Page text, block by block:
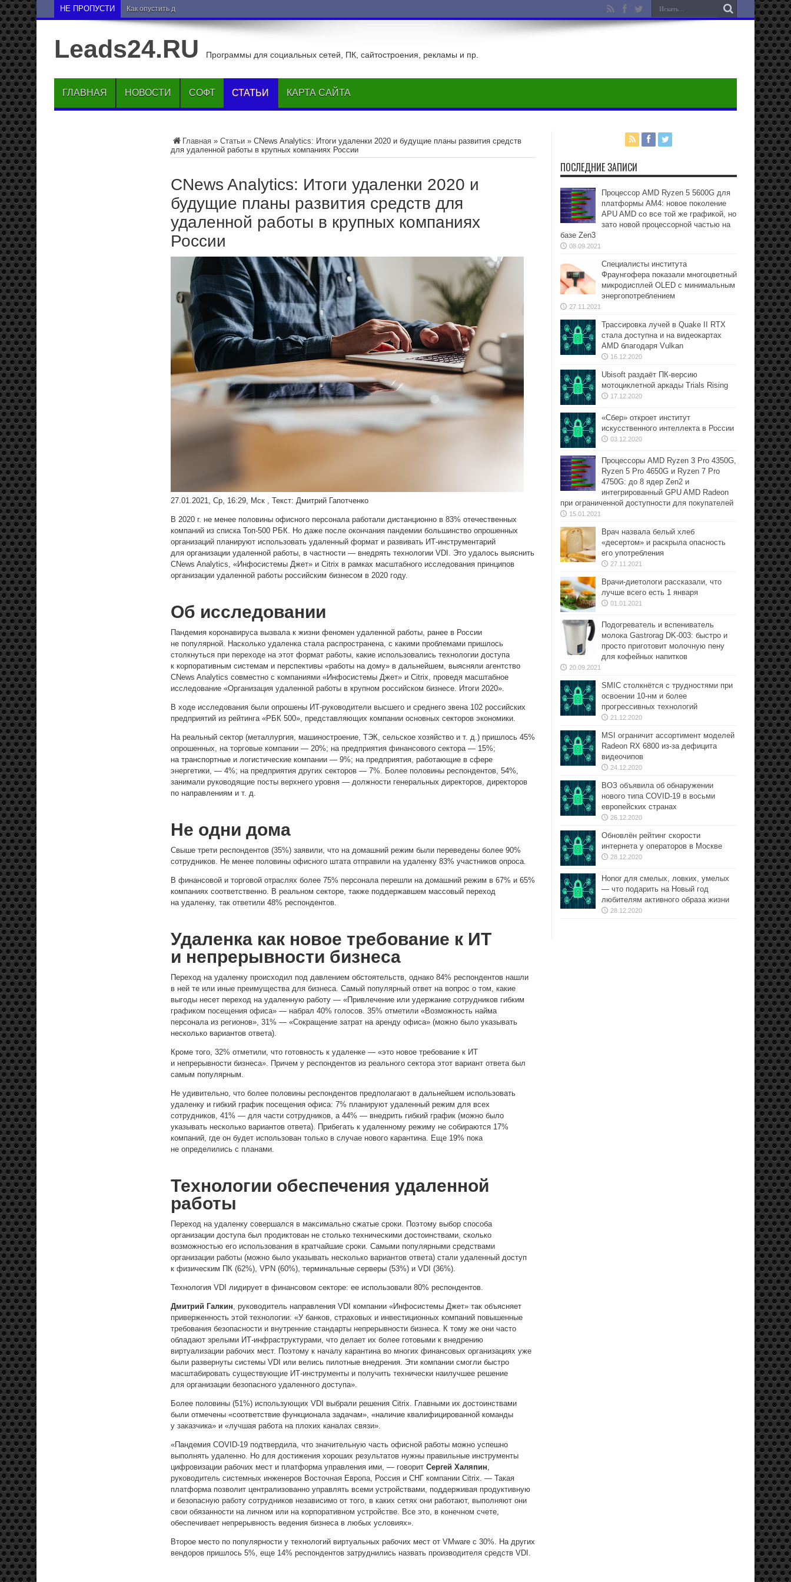
НЕ ПРОПУСТИ Как опустить друга на нижние позиции ВКонтакте
Leads24.RU Программы для социальных сетей, ПК, сайтостроения, рекламы и пр.
ГЛАВНАЯ НОВОСТИ СОФТ СТАТЬИ КАРТА САЙТА
Главная » Статьи » CNews Analytics: Итоги удаленки 2020 и будущие планы развития средств
для удаленной работы в крупных компаниях России
CNews Analytics: Итоги удаленки 2020 и
будущие планы развития средств для
удаленной работы в крупных компаниях
России
27.01.2021, Ср, 16:29, Мск , Текст: Дмитрий Гапотченко
В 2020 г. не менее половины офисного персонала работали дистанционно в 83% отечественных
компаний из списка Топ-500 РБК. Но даже после окончания пандемии большинство опрошенных
организаций планируют использовать удаленный формат и развивать ИТ-инструментарий
для организации удаленной работы, в частности — внедрять технологии VDI. Это удалось выяснить
CNews Analytics, «Инфосистемы Джет» и Citrix в рамках масштабного исследования принципов
организации удаленной работы российским бизнесом в 2020 году.
Об исследовании
Пандемия коронавируса вызвала к жизни феномен удаленной работы, ранее в России
не популярной. Насколько удаленка стала распространена, с какими проблемами пришлось
столкнуться при переходе на этот формат работы, какие использовались технологии доступа
к корпоративным системам и перспективы «работы на дому» в дальнейшем, выясняли агентство
CNews Analytics совместно с компаниями «Инфосистемы Джет» и Citrix, проведя масштабное
исследование «Организация удаленной работы в крупном российском бизнесе. Итоги 2020».
В ходе исследования были опрошены ИТ-руководители высшего и среднего звена 102 российских
предприятий из рейтинга «РБК 500», представляющих компании основных секторов экономики.
На реальный сектор (металлургия, машиностроение, ТЭК, сельское хозяйство и т. д.) пришлось 45%
опрошенных, на торговые компании — 20%; на предприятия финансового сектора — 15%;
на транспортные и логистические компании — 9%; на предприятия, работающие в сфере
энергетики, — 4%; на предприятия других секторов — 7%. Более половины респондентов, 54%,
занимали руководящие посты верхнего уровня — должности генеральных директоров, директоров
по направлениям и т. д.
Не одни дома
Свыше трети респондентов (35%) заявили, что на домашний режим были переведены более 90%
сотрудников. Не менее половины офисного штата отправили на удаленку 83% участников опроса.
В финансовой и торговой отраслях более 75% персонала перешли на домашний режим в 67% и 65%
компаниях соответственно. В реальном секторе, также поддержавшем массовый переход
на удаленку, так ответили 48% респондентов.
Удаленка как новое требование к ИТ
и непрерывности бизнеса
Переход на удаленку происходил под давлением обстоятельств, однако 84% респондентов нашли
в ней те или иные преимущества для бизнеса. Самый популярный ответ на вопрос о том, какие
выгоды несет переход на удаленную работу — «Привлечение или удержание сотрудников гибким
графиком посещения офиса» — набрал 40% голосов. 35% отметили «Возможность найма
персонала из регионов», 31% — «Сокращение затрат на аренду офиса» (можно было указывать
несколько вариантов ответа).
Кроме того, 32% отметили, что готовность к удаленке — «это новое требование к ИТ
и непрерывности бизнеса». Причем у респондентов из реального сектора этот вариант ответа был
самым популярным.
Не удивительно, что более половины респондентов предполагают в дальнейшем использовать
удаленку и гибкий график посещения офиса: 7% планируют удаленный режим для всех
сотрудников, 41% — для части сотрудников, а 44% — внедрить гибкий график (можно было
указывать несколько вариантов ответа). Прибегать к удаленному режиму не собираются 17%
компаний, где он будет использован только в случае нового карантина. Еще 19% пока
не определились с планами.
Технологии обеспечения удаленной
работы
Переход на удаленку совершался в максимально сжатые сроки. Поэтому выбор способа
организации доступа был продиктован не столько техническими достоинствами, сколько
возможностью его использования в кратчайшие сроки. Самыми популярными средствами
организации работы (можно было указывать несколько вариантов ответа) стали удаленный доступ
к физическим ПК (62%), VPN (60%), терминальные серверы (53%) и VDI (36%).
Технология VDI лидирует в финансовом секторе: ее использовали 80% респондентов.
Дмитрий Галкин, руководитель направления VDI компании «Инфосистемы Джет» так объясняет
приверженность этой технологии: «У банков, страховых и инвестиционных компаний повышенные
требования безопасности и внутренние стандарты непрерывности бизнеса. К тому же они часто
обладают зрелыми ИТ-инфраструктурами, что делает их более готовыми к внедрению
виртуализации рабочих мест. Поэтому к началу карантина во многих финансовых организациях уже
были развернуты системы VDI или велись пилотные внедрения. Эти компании смогли быстро
масштабировать существующие ИТ-инструменты и получить технически наилучшее решение
для организации безопасного удаленного доступа».
Более половины (51%) использующих VDI выбрали решения Citrix. Главными их достоинствами
были отмечены «соответствие функционала задачам», «наличие квалифицированной команды
у заказчика» и «лучшая работа на плохих каналах связи».
«Пандемия COVID-19 подтвердила, что значительную часть офисной работы можно успешно
выполнять удаленно. Но для достижения хороших результатов нужны правильные инструменты
цифровизации рабочих мест и платформа управления ими, — говорит Сергей Халяпин,
руководитель системных инженеров Восточная Европа, Россия и СНГ компании Citrix. — Такая
платформа позволит централизованно управлять всеми устройствами, поддерживая продуктивную
и безопасную работу сотрудников независимо от того, в каких сетях они работают, выполняют они
свои обязанности на личном или на корпоративном устройстве. Все это, в конечном счете,
обеспечивает непрерывность ведения бизнеса в любых условиях».
Второе место по популярности у технологий виртуальных рабочих мест от VMware c 30%. На других
вендоров пришлось 5%, еще 14% респондентов затруднились назвать производителя средств VDI.
ПОСЛЕДНИЕ ЗАПИСИ
Процессор AMD Ryzen 5 5600G для
платформы АМ4: новое поколение
APU AMD со все той же графикой, но
зато новой процессорной частью на
базе Zen3
08.09.2021
Специалисты института
Фраунгофера показали многоцветный
микродисплей OLED с минимальным
энергопотреблением
27.11.2021
Трассировка лучей в Quake II RTX
стала доступна и на видеокартах
AMD благодаря Vulkan
16.12.2020
Ubisoft раздаёт ПК-версию
мотоциклетной аркады Trials Rising
17.12.2020
«Сбер» откроет институт
искусственного интеллекта в России
03.12.2020
Процессоры AMD Ryzen 3 Pro 4350G,
Ryzen 5 Pro 4650G и Ryzen 7 Pro
4750G: до 8 ядер Zen2 и
интегрированный GPU AMD Radeon
при ограниченной доступности для покупателей
15.01.2021
Врач назвала белый хлеб
«десертом» и раскрыла опасность
его употребления
27.11.2021
Врачи-диетологи рассказали, что
лучше всего есть 1 января
01.01.2021
Подогреватель и вспениватель
молока Gastrorag DK-003: быстро и
просто приготовит молочную пену
для кофейных напитков
20.09.2021
SMIC столкнётся с трудностями при
освоении 10-нм и более
прогрессивных технологий
21.12.2020
MSI ограничит ассортимент моделей
Radeon RX 6800 из-за дефицита
видеочипов
24.12.2020
ВОЗ объявила об обнаружении
нового типа COVID-19 в восьми
европейских странах
26.12.2020
Обновлён рейтинг скорости
интернета у операторов в Москве
28.12.2020
Honor для смелых, ловких, умелых
— что подарить на Новый год
любителям активного образа жизни
28.12.2020